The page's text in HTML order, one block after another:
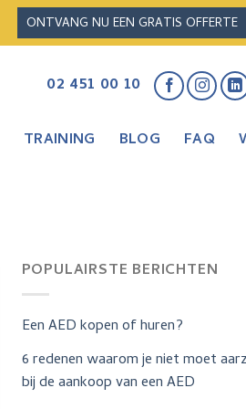
ONTVANG NU EEN GRATIS OFFERTE
02 451 00 10
TRAINING BLOG FAQ
POPULAIRSTE BERICHTEN
Een AED kopen of huren?
6 redenen waarom je niet moet
bij de aankoop van een AED